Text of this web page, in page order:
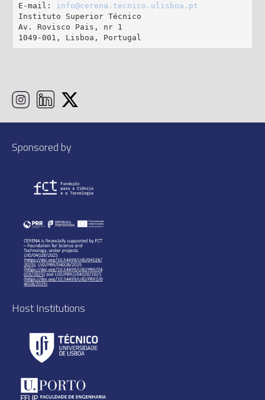
E-mail: info@cerena.tecnico.ulisboa.pt
Instituto Superior Técnico
Av. Rovisco Pais, nr 1
1049-001, Lisboa, Portugal
Sponsored by
Host Institutions